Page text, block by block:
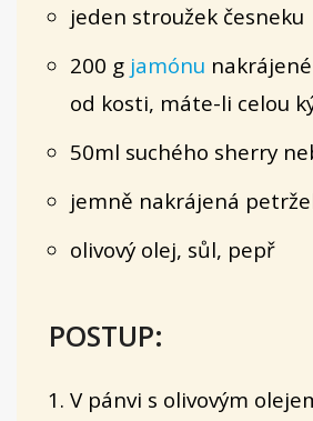
jeden stroužek česneku
200 g jamónu
od kosti, máte-li celou
50ml suchého sherry
jemně nakrájená
olivový olej, sůl, pepř
POSTUP:
V pánvi s olivovým